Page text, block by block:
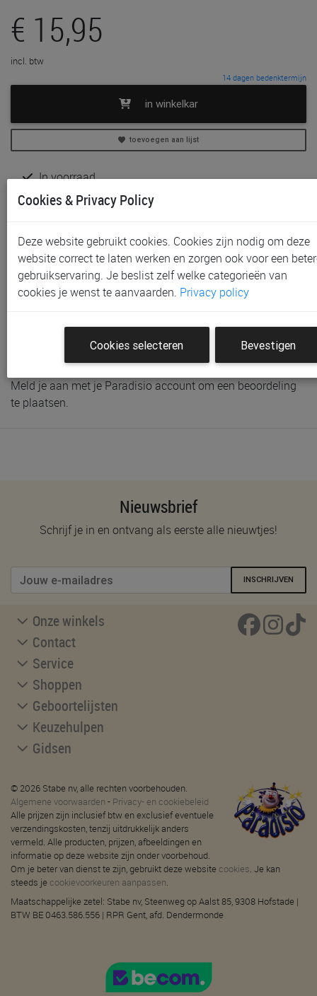
€ 15,95
incl. btw
14 dagen bedenktermijn
in winkelkar
toevoegen aan lijst
In voorraad
Gratis (en direct) af te halen in onze
Gent, Sint-Niklaas en Waregem
Productinformatie & specificaties
Voorraad bij Paradisio
Klantenbeoordelingen
Schrijf de eerste beoordeling
Meld je aan met je Paradisio account om een beoordeling
te plaatsen.
Nieuwsbrief
Schrijf je in en ontvang als eerste alle nieuwtjes!
INSCHRIJVEN
Onze winkels
Contact
Service
Shoppen
Geboortelijsten
Keuzehulpen
Gidsen
© 2026 Stabe nv, alle rechten voorbehouden.
Algemene voorwaarden - Privacy- en cookiebeleid
Alle prijzen zijn inclusief btw en exclusief eventuele
verzendingskosten, tenzij uitdrukkelijk anders
vermeld. Alle producten, prijzen, afbeeldingen en
informatie op deze website zijn onder voorbehoud.
Om je beter van dienst te zijn, gebruikt deze website cookies. Je kan
steeds je cookievoorkeuren aanpassen.
Maatschappelijke zetel: Stabe nv, Steenweg op Aalst 85, 9308 Hofstade |
BTW BE 0463.586.556 | RPR Gent, afd. Dendermonde
Cookies & Privacy Policy
Deze website gebruikt cookies. Cookies zijn nodig om deze
website correct te laten werken en zorgen ook voor een
gebruikservaring. Je beslist zelf welke categorieën van
cookies je wenst te aanvaarden. Privacy policy
Cookies selecteren Bevestigen